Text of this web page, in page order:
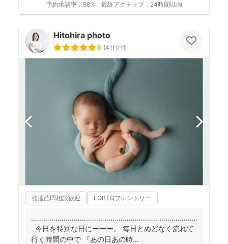
予約承諾率： 98% 最終アクティブ： 24時間以内
Hitohira photo
5 (41)女性
発達凸凹相談歓迎 LGBTQフレンドリー
………………………………………………………………………………
今日を特別な日にーーー。 毎日とめどなく流れて
行く時間の中で 『あの日あの時...